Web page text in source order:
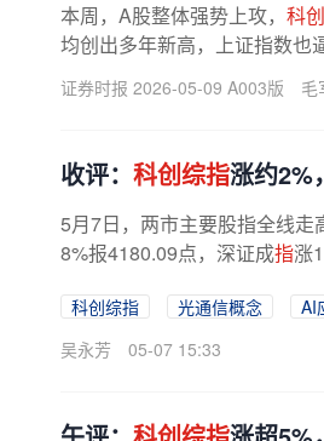
本周，A股整体强势上攻， 科
均创出多年新高，上证指数也
证券时报 2026-05-09 A003版 毛
收评： 科创综指涨约2%
5月7日，两市主要股指全线走
8%报4180.09点，深证成指涨
科创综指 光通信概念
AI
吴永芳
05-07 15:33